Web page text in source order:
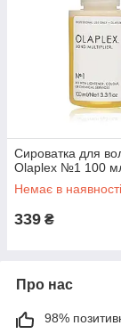
Сироватка для
Olaplex №1 100
Немає в наявності
339 ₴
Про нас
98%